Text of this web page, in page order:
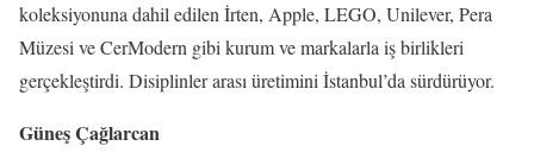
koleksiyonuna dahil edilen İrten, Apple, LEGO, Unilever, Pera
Müzesi ve CerModern gibi kurum ve markalarla iş birlikleri
gerçekleştirdi. Disiplinler arası üretimini İstanbul’da sürdürüyor.
Güneş Çağlarcan